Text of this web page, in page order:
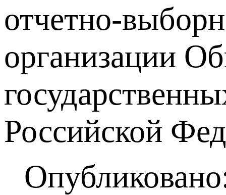
отчетно-
организации
Российской